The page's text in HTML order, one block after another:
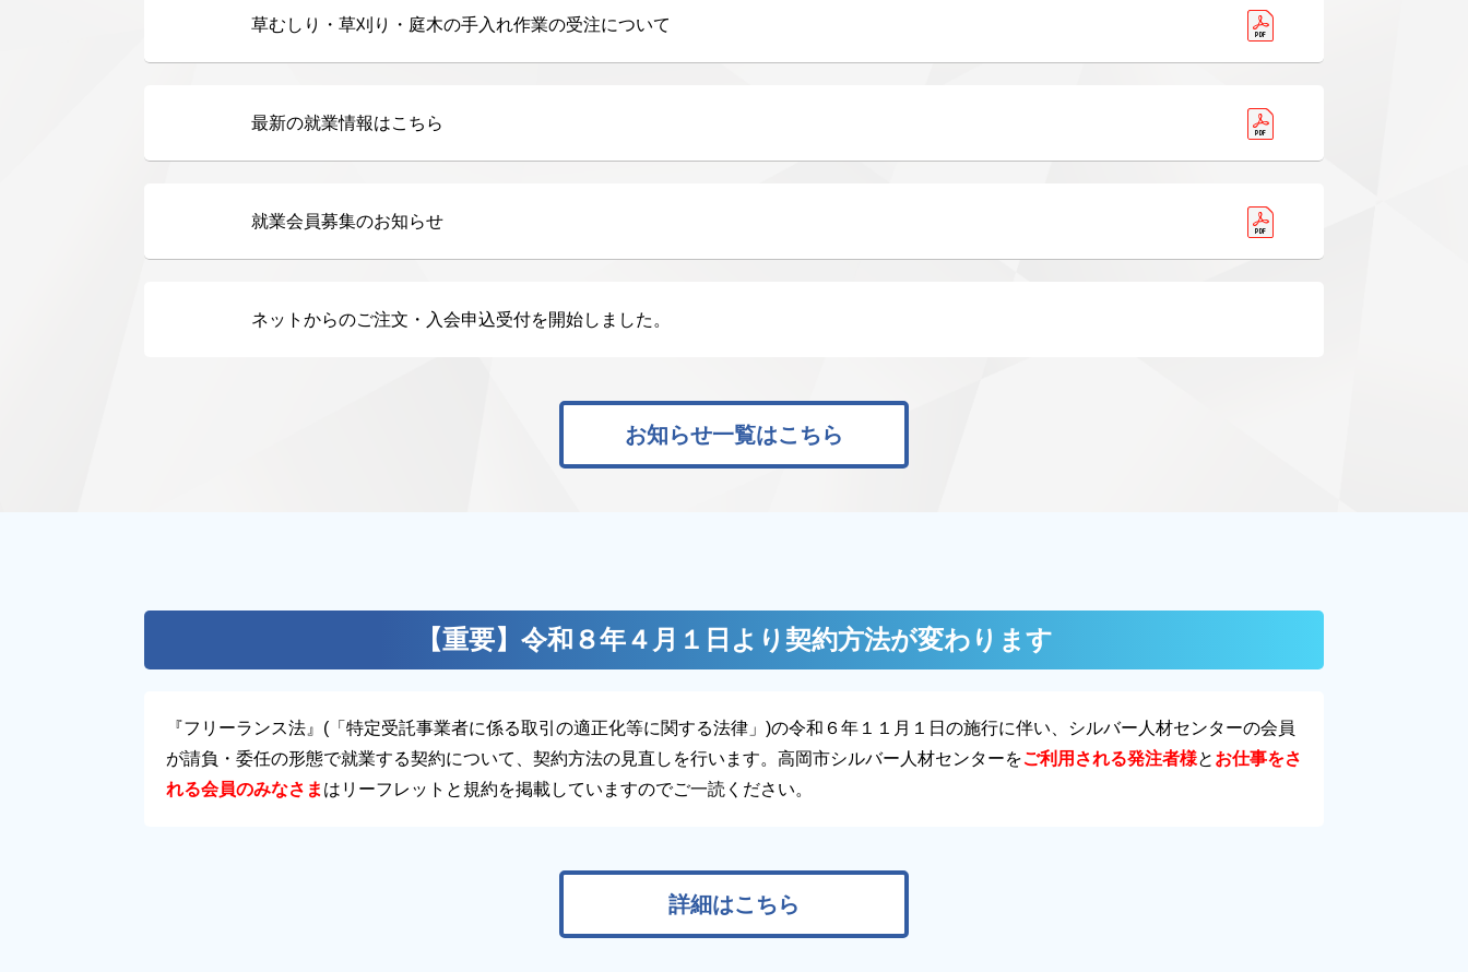
草むしり・草刈り・庭木の手入れ作業の受注について
最新の就業情報はこちら
就業会員募集のお知らせ
ネットからのご注文・入会申込受付を開始しました。
お知らせ一覧はこちら
【重要】令和８年４月１日より契約方法が変わります
『フリーランス法』(「特定受託事業者に係る取引の適正化等に関する法律」)の令和６年１１月１日の施行に伴い、シルバー人材センターの会員
が請負・委任の形態で就業する契約について、契約方法の見直しを行います。高岡市シルバー人材センターをご利用される発注者様と お仕事をさ
れる会員のみなさま はリーフレットと規約を掲載していますのでご一読ください。
詳細はこちら